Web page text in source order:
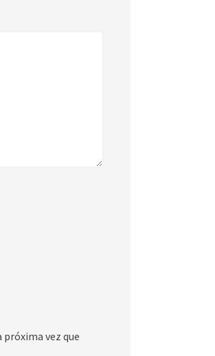
vez que